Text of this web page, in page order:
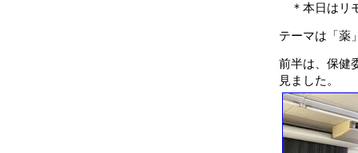
＊本日はリ
テーマは「薬
前半は、保健
見ました。